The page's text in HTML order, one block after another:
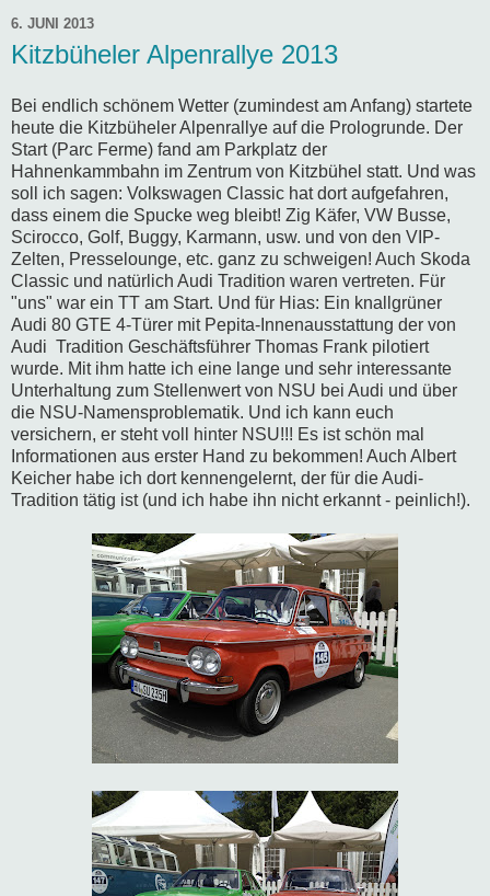
6. JUNI 2013
Kitzbüheler Alpenrallye 2013
Bei endlich schönem Wetter (zumindest am Anfang) startete
heute die Kitzbüheler Alpenrallye auf die Prologrunde. Der
Start (Parc Ferme) fand am Parkplatz der
Hahnenkammbahn im Zentrum von Kitzbühel statt. Und was
soll ich sagen: Volkswagen Classic hat dort aufgefahren,
dass einem die Spucke weg bleibt! Zig Käfer, VW Busse,
Scirocco, Golf, Buggy, Karmann, usw. und von den VIP-
Zelten, Presselounge, etc. ganz zu schweigen! Auch Skoda
Classic und natürlich Audi Tradition waren vertreten. Für
"uns" war ein TT am Start. Und für Hias: Ein knallgrüner
Audi 80 GTE 4-Türer mit Pepita-Innenausstattung der von
Audi Tradition Geschäftsführer Thomas Frank pilotiert
wurde. Mit ihm hatte ich eine lange und sehr interessante
Unterhaltung zum Stellenwert von NSU bei Audi und über
die NSU-Namensproblematik. Und ich kann euch
versichern, er steht voll hinter NSU!!! Es ist schön mal
Informationen aus erster Hand zu bekommen! Auch Albert
Keicher habe ich dort kennengelernt, der für die Audi-
Tradition tätig ist (und ich habe ihn nicht erkannt - peinlich!).